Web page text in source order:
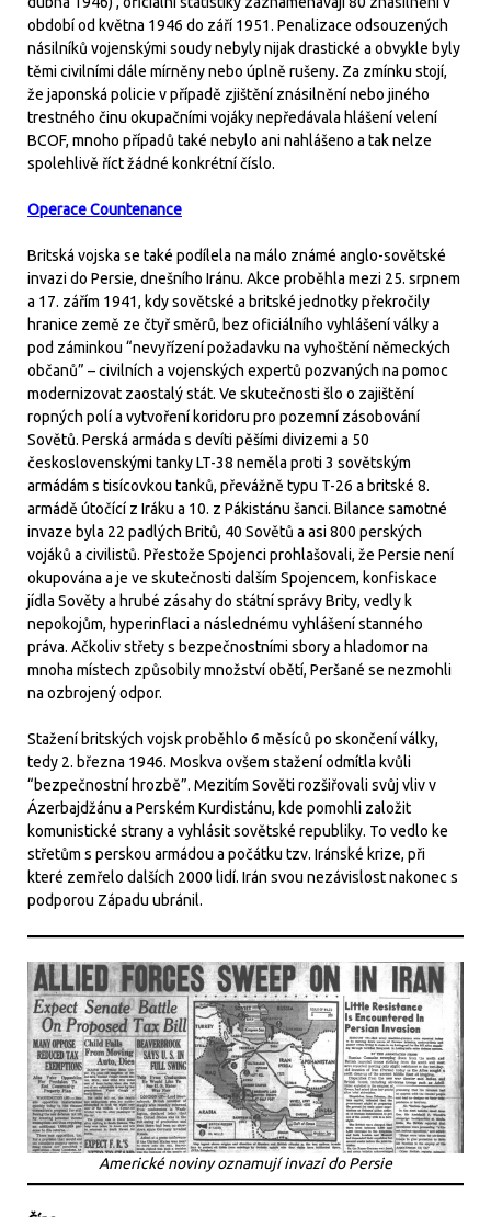
období od května 1946 do září 1951. Penalizace odsouzených
násilníků vojenskými soudy nebyly nijak drastické a obvykle byly
těmi civilními dále mírněny nebo úplně rušeny. Za zmínku stojí,
že japonská policie v případě zjištění znásilnění nebo jiného
trestného činu okupačními vojáky nepředávala hlášení velení
BCOF, mnoho případů také nebylo ani nahlášeno a tak nelze
spolehlivě říct žádné konkrétní číslo.
Operace Countenance
Britská vojska se také podílela na málo známé anglo-sovětské
invazi do Persie, dnešního Iránu. Akce proběhla mezi 25. srpnem
a 17. zářím 1941, kdy sovětské a britské jednotky překročily
hranice země ze čtyř směrů, bez oficiálního vyhlášení války a
pod záminkou “nevyřízení požadavku na vyhoštění německých
občanů” – civilních a vojenských expertů pozvaných na pomoc
modernizovat zaostalý stát. Ve skutečnosti šlo o zajištění
ropných polí a vytvoření koridoru pro pozemní zásobování
Sovětů. Perská armáda s devíti pěšími divizemi a 50
československými tanky LT-38 neměla proti 3 sovětským
armádám s tisícovkou tanků, převážně typu T-26 a britské 8.
armádě útočící z Iráku a 10. z Pákistánu šanci. Bilance samotné
invaze byla 22 padlých Britů, 40 Sovětů a asi 800 perských
vojáků a civilistů. Přestože Spojenci prohlašovali, že Persie není
okupována a je ve skutečnosti dalším Spojencem, konfiskace
jídla Sověty a hrubé zásahy do státní správy Brity, vedly k
nepokojům, hyperinflaci a následnému vyhlášení stanného
práva. Ačkoliv střety s bezpečnostními sbory a hladomor na
mnoha místech způsobily množství obětí, Peršané se nezmohli
na ozbrojený odpor.
Stažení britských vojsk proběhlo 6 měsíců po skončení války,
tedy 2. března 1946. Moskva ovšem stažení odmítla kvůli
“bezpečnostní hrozbě”. Mezitím Sověti rozšiřovali svůj vliv v
Ázerbajdžánu a Perském Kurdistánu, kde pomohli založit
komunistické strany a vyhlásit sovětské republiky. To vedlo ke
střetům s perskou armádou a počátku tzv. Iránské krize, při
které zemřelo dalších 2000 lidí. Irán svou nezávislost nakonec s
podporou Západu ubránil.
Americké noviny oznamují invazi do Persie